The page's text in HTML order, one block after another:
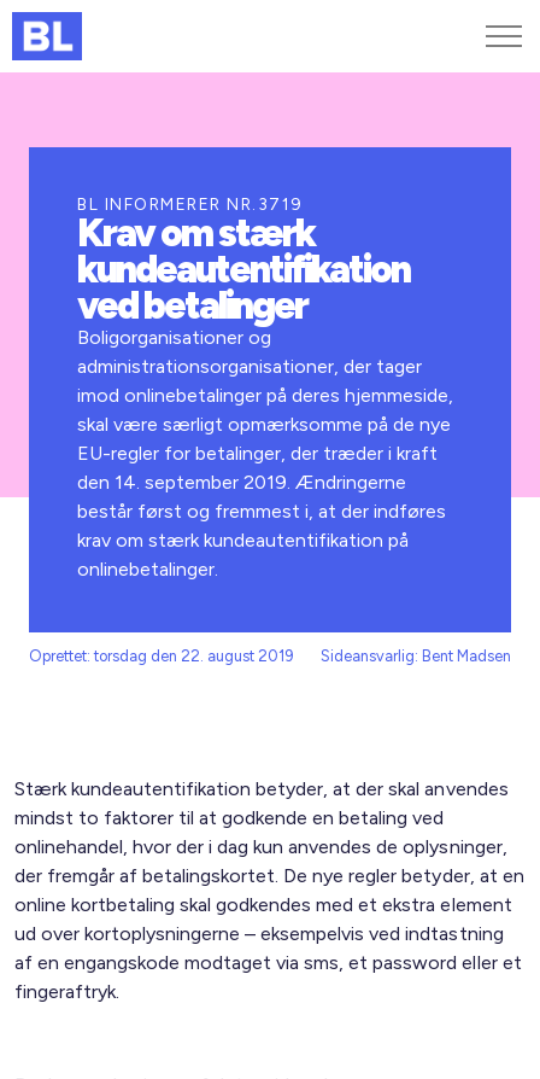
Kurser og arrangementer
Jobportalen
BL INFORMERER NR.3719
Krav om stærk
kundeautentifikation
ved betalinger
Boligorganisationer og
administrationsorganisationer, der tager
imod onlinebetalinger på deres hjemmeside,
skal være særligt opmærksomme på de nye
EU-regler for betalinger, der træder i kraft
den 14. september 2019. Ændringerne
består først og fremmest i, at der indføres
krav om stærk kundeautentifikation på
onlinebetalinger.
Oprettet: torsdag den 22. august 2019 Sideansvarlig: Bent Madsen
Stærk kundeautentifikation betyder, at der skal anvendes
mindst to faktorer til at godkende en betaling ved
onlinehandel, hvor der i dag kun anvendes de oplysninger,
der fremgår af betalingskortet. De nye regler betyder, at en
online kortbetaling skal godkendes med et ekstra element
ud over kortoplysningerne – eksempelvis ved indtastning
af en engangskode modtaget via sms, et password eller et
fingeraftryk.